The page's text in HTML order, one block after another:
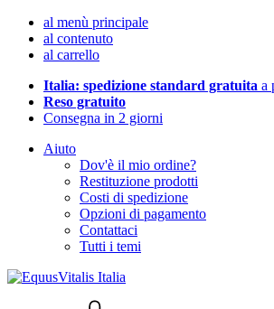
al menù principale
al contenuto
al carrello
Italia: spedizione standard gratuita a
Reso gratuito
Consegna in 2 giorni
Aiuto
Dov'è il mio ordine?
Restituzione prodotti
Costi di spedizione
Opzioni di pagamento
Contattaci
Tutti i temi